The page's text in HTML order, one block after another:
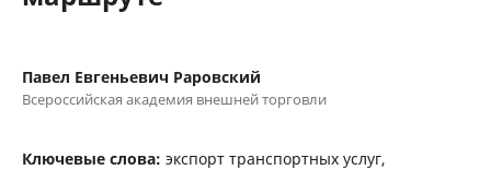
Павел Евгеньевич Раровский
Всероссийская академия внешней торговли
Ключевые слова: экспорт транспортных услуг,